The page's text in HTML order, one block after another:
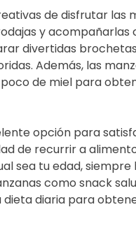
de disfrutar las
y acompañarlas
divertidas
Además, las
de miel para
opción para
de recurrir a
sea tu edad,
como snack
diaria para